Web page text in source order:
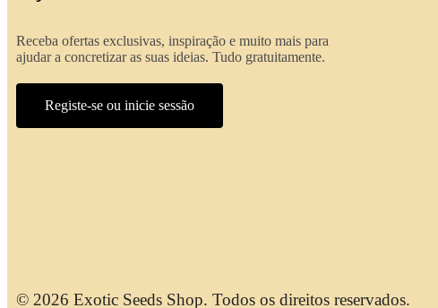
Receba ofertas exclusivas, inspiração e muito mais para
ajudar a concretizar as suas ideias. Tudo gratuitamente.
Registe-se ou inicie sessão
© 2026 Exotic Seeds Shop. Todos os direitos reservados.